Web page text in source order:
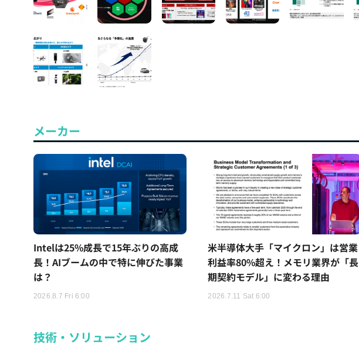
メーカー
Intelは25%成長で15年ぶりの高成
長！AIブームの中で特に伸びた事業
は？
2026.8.7 Fri 6:00
米半導体大手「マイクロン」は営業
利益率80%超え！メモリ業界が「長
期契約モデル」に変わる理由
2026.7.11 Sat 6:00
技術・ソリューション